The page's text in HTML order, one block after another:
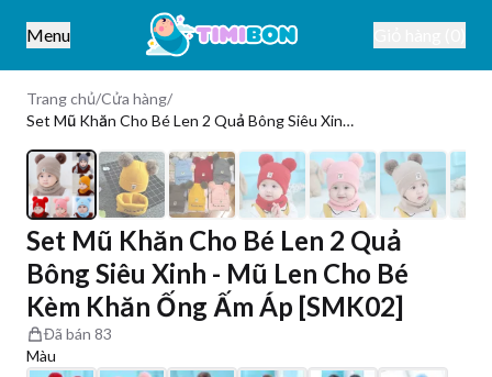
Menu
Trang chủ/Cửa hàng/
Set Mũ Khăn Cho Bé Len 2 Quả Bông Siêu Xinh - Mũ Len Cho Bé Kèm Khăn Ống Ấm Áp [SMK02]
Set Mũ Khăn Cho Bé Len 2 Quả
Bông Siêu Xinh - Mũ Len Cho Bé
Kèm Khăn Ống Ấm Áp [SMK02]
Đã bán 83
Màu